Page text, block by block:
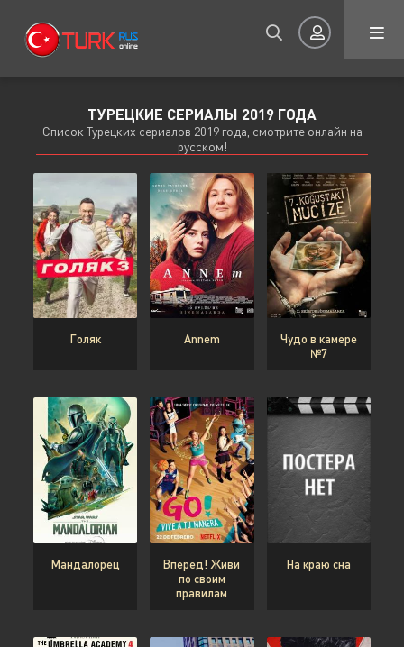
Авторизация
Запомнить
ВОЙТИ НА САЙТ
Восстановить пароль
Или войти через
ТУРЕЦКИЕ СЕРИАЛЫ 2019 ГОДА
Список Турецких сериалов 2019 года, смотрите онлайн на
русском!
Голяк Annem
Чудо в камере
№7
Мандалорец
Вперед! Живи
по своим
правилам
На краю сна